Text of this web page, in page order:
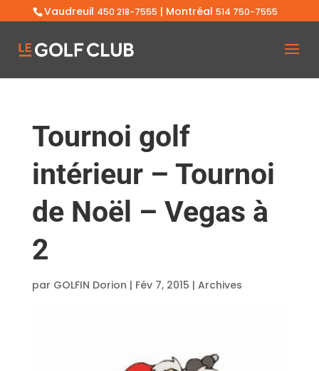
Vaudreuil 450 218-7555 | Montréal 514 750-7555
Tournoi golf
intérieur – Tournoi
de Noël – Vegas à
2
par GOLFIN Dorion | Fév 7, 2015 | Archives